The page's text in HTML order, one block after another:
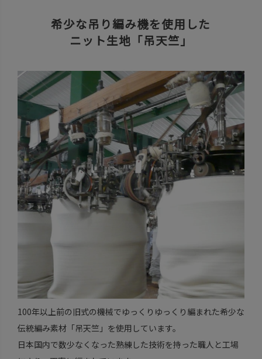
希少な吊り編み機を使用した
ニット生地「吊天竺」
100年以上前の旧式の機械でゆっくりゆっくり編まれた希少な
伝統編み素材「吊天竺」を使用しています。
日本国内で数少なくなった熟練した技術を持った職人と工場